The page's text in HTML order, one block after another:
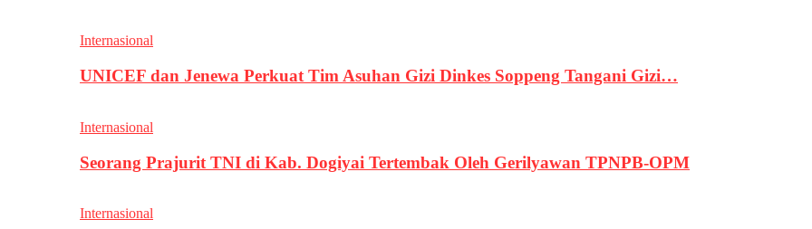
Internasional
UNICEF dan Jenewa Perkuat Tim Asuhan Gizi Dinkes Soppeng Tangani Gizi…
Internasional
Seorang Prajurit TNI di Kab. Dogiyai Tertembak Oleh Gerilyawan TPNPB-OPM
Internasional